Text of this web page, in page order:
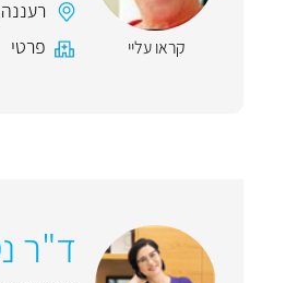
קראו עליי
רעננה
פרטי
ד"ר